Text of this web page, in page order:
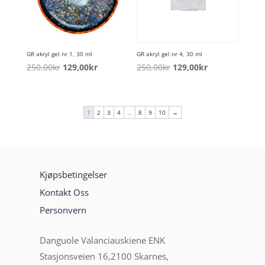
GR akryl gel nr 1, 30 ml
250,00kr Opprinnelig
250,00kr.
129,00krNåværende
129,00kr.
GR akryl gel nr 4, 30 ml
250,00kr Opprinnelig
250,00kr.
129,00krNåværende
1 2 3 4 … 8 9 10 →
Kjøpsbetingelser
Kontakt Oss
Personvern
Danguole Valanciauskiene ENK
Stasjonsveien 16,2100 Skarnes,